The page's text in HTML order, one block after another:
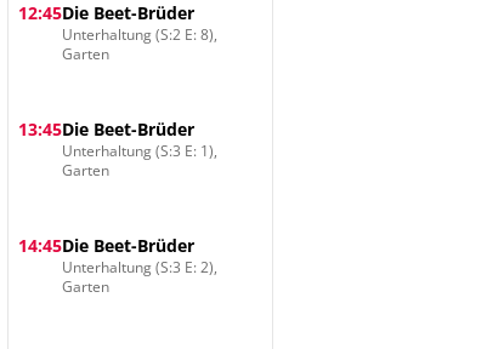
12:45Die Beet-Brüder
Unterhaltung (S:2 E: 8),
Garten
13:45Die Beet-Brüder
Unterhaltung (S:3 E: 1),
Garten
14:45Die Beet-Brüder
Unterhaltung (S:3 E: 2),
Garten